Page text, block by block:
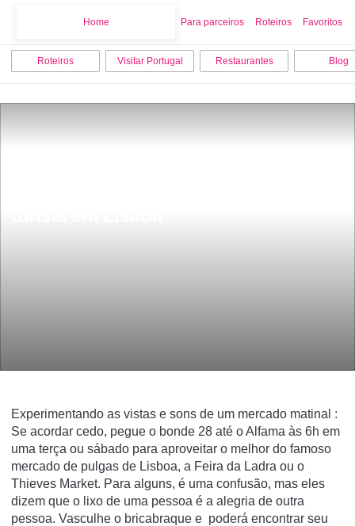
Home Para parceiros Roteiros Favoritos
Roteiros Visitar Portugal Restaurantes Blog
Experimentando as vistas e sons de um mercado matinal :
Se acordar cedo, pegue o bonde 28 até o Alfama às 6h em
uma terça ou sábado para aproveitar o melhor do famoso
mercado de pulgas de Lisboa, a Feira da Ladra ou o
Thieves Market. Para alguns, é uma confusão, mas eles
dizem que o lixo de uma pessoa é a alegria de outra
pessoa. Vasculhe o bricabraque e poderá encontrar seu